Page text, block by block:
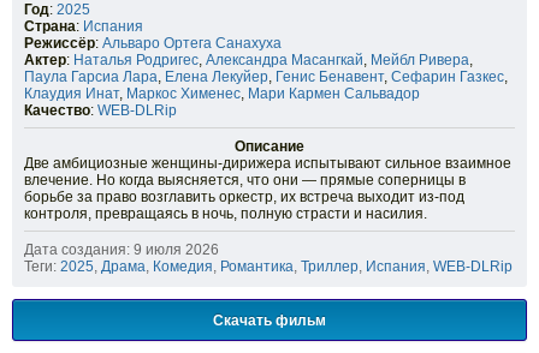
Год: 2025
Страна: Испания
Режиссёр: Альваро Ортега Санахуха
Актер: Наталья Родригес, Александра Масангкай, Мейбл Ривера,
Паула Гарсиа Лара, Елена Лекуйер, Генис Бенавент, Сефарин Газкес,
Клаудия Инат, Маркос Хименес, Мари Кармен Сальвадор
Качество: WEB-DLRip
Описание
Две амбициозные женщины-дирижера испытывают сильное взаимное
влечение. Но когда выясняется, что они — прямые соперницы в
борьбе за право возглавить оркестр, их встреча выходит из-под
контроля, превращаясь в ночь, полную страсти и насилия.
Дата создания: 9 июля 2026
Теги: 2025, Драма, Комедия, Романтика, Триллер, Испания, WEB-DLRip
Скачать фильм